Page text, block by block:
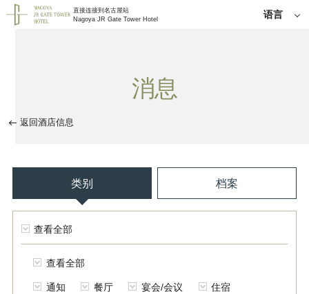
直接连接到名古屋站
Nagoya JR Gate Tower Hotel
语言
消息
返回酒店信息
类别 档案
查看全部
查看全部
通知 餐厅 宴会/会议 住宿